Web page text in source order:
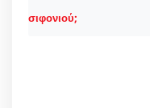
σιφονιού;